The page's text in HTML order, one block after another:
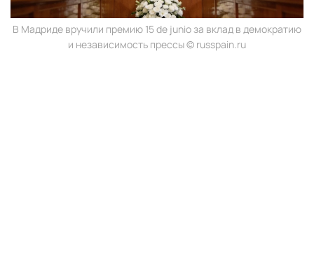
В Мадриде вручили премию 15 de junio за вклад в демократию
и независимость прессы © russpain.ru